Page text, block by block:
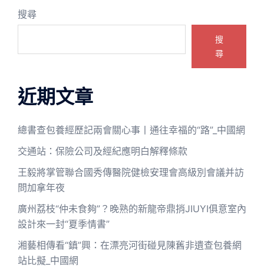
搜尋
搜
尋
近期文章
總書查包養經歷記兩會關心事丨通往幸福的“路”_中國網
交通站：保險公司及經紀應明白解釋條款
王毅將掌管聯合國秀傳醫院健檢安理會高級別會議并訪
問加拿年夜
廣州荔枝“仲未食夠”？晚熟的新龍帝鼎捎JIUYI俱意室內
設計來一封“夏季情書”
湘藝相傳看“鎮”興：在漂亮河街碰見陳舊非遺查包養網
站比擬_中國網